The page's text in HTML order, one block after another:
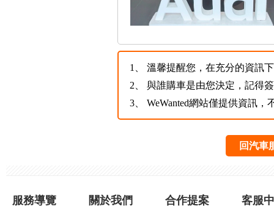
1、
溫馨提醒您，在充分的資訊
2、
與誰購車是由您決定，記得
3、
WeWanted網站僅提供資訊
回汽車
服務導覽 關於我們 合作提案 客服